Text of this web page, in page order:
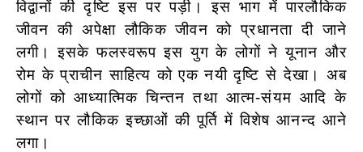
विद्वानों की दृष्टि इस पर पड़ी। इस भाग में पारलौकिक
जीवन की अपेक्षा लौकिक जीवन को प्रधानता दी जाने
लगी। इसके फलस्वरूप इस युग के लोगों ने यूनान और
रोम के प्राचीन साहित्य को एक नयी दृष्टि से देखा। अब
लोगों को आध्यात्मिक चिन्तन तथा आत्म-संयम आदि के
स्थान पर लौकिक इच्छाओं की पूर्ति में विशेष आनन्द आने
लगा।